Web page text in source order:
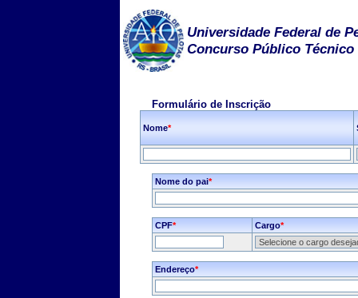
Universidade Federal de
Concurso Público
Formulário de Inscrição
Nome*
Nome do pai*
CPF* Cargo*
Endereço*